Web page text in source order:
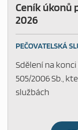
Ceník úkonů
2026
PEČOVATELSKÁ
Sdělení na
505/2006 Sb.,
službách